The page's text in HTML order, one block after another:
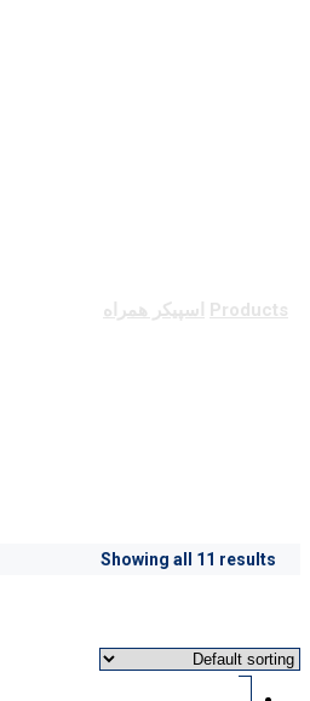
Products اسپیکر همراه
Showing all 11 results